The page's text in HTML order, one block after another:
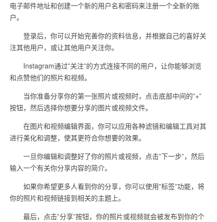
电子邮件地址和创建一个新的用户名和密码来注册一个全新的账
户。
登录后，你可以开始完善你的资料信息，并根据自己的喜好关
注其他用户，或让其他用户关注你。
Instagram通过”关注”的方式连接不同的用户，让你能够浏览
和点赞他们的照片和视频。
当你准备分享你的第一张照片或视频时，点击底部中间的”+”
按钮，然后选择你想要分享的图片或视频文件。
在图片和视频编辑界面，你可以应用各种滤镜和编辑工具对其
进行美化和调整，使其更符合你想要的效果。
一旦你编辑和调整好了你的照片或视频，点击”下一步”，然后
输入一个有关你分享内容的简介。
如果你希望更多人看到你的分享，你可以使用”标签”功能，将
你的照片和视频链接到相关的主题上。
最后，点击”分享”按钮，你的照片或视频就会被发布到你的个